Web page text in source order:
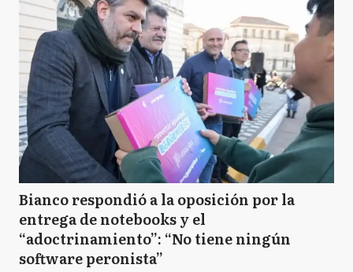
Bianco respondió a la oposición por la
entrega de notebooks y el
“adoctrinamiento”: “No tiene ningún
software peronista”